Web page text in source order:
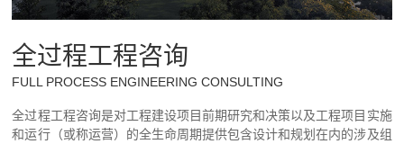
全过程工程咨询
FULL PROCESS ENGINEERING CONSULTING
全过程工程咨询是对工程建设项目前期研究和决策以及工程项目实施
和运行（或称运营）的全生命周期提供包含设计和规划在内的涉及组